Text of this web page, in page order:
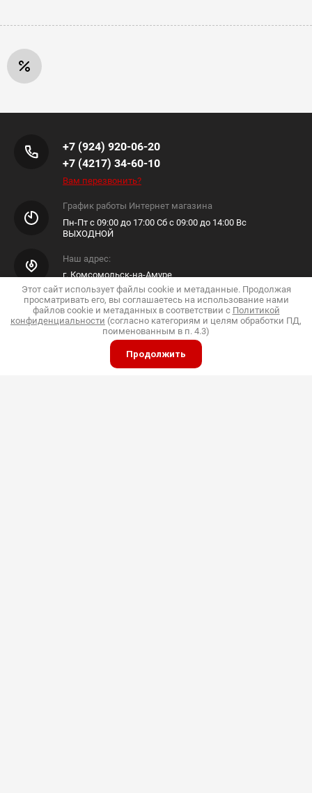
+7 (924) 920-06-20
+7 (4217) 34-60-10
Вам перезвонить?
График работы Интернет магазина
Пн-Пт с 09:00 до 17:00 Сб с 09:00 до 14:00 Вс
ВЫХОДНОЙ
Наш адрес:
г. Комсомольск-на-Амуре
E-mail Интернет Магазина
Shop@pkfdis.ru
Этот сайт использует файлы cookie и метаданные. Продолжая
просматривать его, вы соглашаетесь на использование нами
файлов cookie и метаданных в соответствии с Политикой
конфиденциальности (согласно категориям и целям обработки ПД,
поименованным в п. 4.3)
Продолжить